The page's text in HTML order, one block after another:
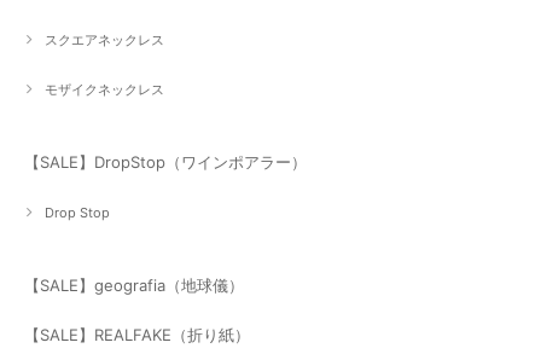
スクエアネックレス
モザイクネックレス
【SALE】DropStop（ワインポアラー）
Drop Stop
【SALE】geografia（地球儀）
【SALE】REALFAKE（折り紙）